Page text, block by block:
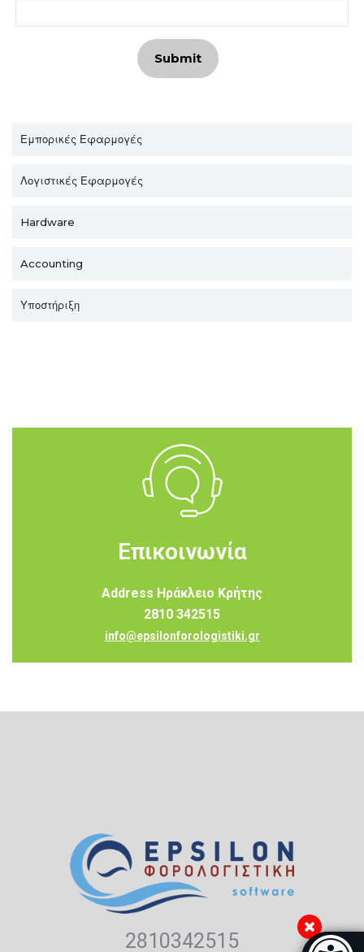
Μπάρα
Submit
Εμπορικές Εφαρμογές
Λογιστικές Εφαρμογές
Hardware
Accounting
Υποστήριξη
Επικοινωνία
Address Ηράκλειο Κρήτης
2810 342515
info@epsilonforologistiki.gr
2810342515